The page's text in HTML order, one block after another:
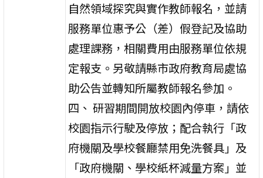
自然領域探究與實作教師報名，並請
服務單位惠予公（差）假登記及協助
處理課務，相關費用由服務單位依規
定報支。另敬請縣市政府教育局處協
助公告並轉知所屬教師報名參加。
四、 研習期間開放校園內停車，請依
校園指示行駛及停放；配合執行「政
府機關及學校餐廳禁用免洗餐具」及
「政府機關、學校紙杯減量方案」並